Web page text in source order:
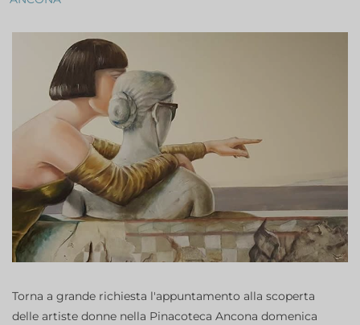
Torna a grande richiesta l'appuntamento alla scoperta
delle artiste donne nella Pinacoteca Ancona domenica